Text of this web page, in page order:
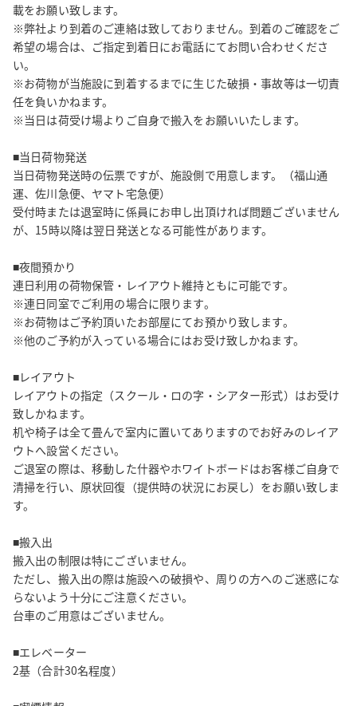
載をお願い致します。
※弊社より到着のご連絡は致しておりません。到着のご確認をご
希望の場合は、ご指定到着日にお電話にてお問い合わせくださ
い。
※お荷物が当施設に到着するまでに生じた破損・事故等は一切責
任を負いかねます。
※当日は荷受け場よりご自身で搬入をお願いいたします。
■当日荷物発送
当日荷物発送時の伝票ですが、施設側で用意します。（福山通
運、佐川急便、ヤマト宅急便）
受付時または退室時に係員にお申し出頂ければ問題ございません
が、15時以降は翌日発送となる可能性があります。
■夜間預かり
連日利用の荷物保管・レイアウト維持ともに可能です。
※連日同室でご利用の場合に限ります。
※お荷物はご予約頂いたお部屋にてお預かり致します。
※他のご予約が入っている場合にはお受け致しかねます。
■レイアウト
レイアウトの指定（スクール・ロの字・シアター形式）はお受け
致しかねます。
机や椅子は全て畳んで室内に置いてありますのでお好みのレイア
ウトへ設営ください。
ご退室の際は、移動した什器やホワイトボードはお客様ご自身で
清掃を行い、原状回復（提供時の状況にお戻し）をお願い致しま
す。
■搬入出
搬入出の制限は特にございません。
ただし、搬入出の際は施設への破損や、周りの方へのご迷惑にな
らないよう十分にご注意ください。
台車のご用意はございません。
■エレベーター
2基（合計30名程度）